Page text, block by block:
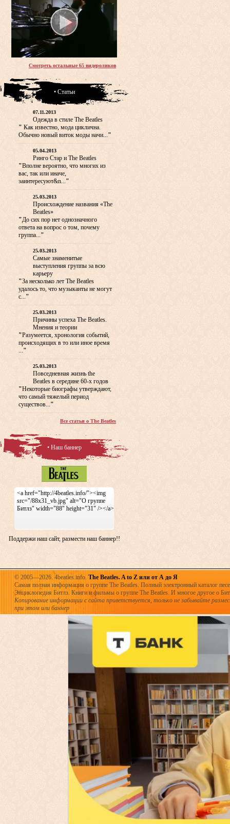
Смотреть остальные 65 видероликов
• Статьи
07.11.2013
Одежда в стиле The Beatles
" Как известно, мода циклична.
Обычно новый виток моды начи..."
05.04.2013
Ринго Стар и The Beatles
"Вполне вероятно, что многих из
вас, так или иначе,
заинтересуют&n..."
25.03.2013
Происхождение названия «The
Beatles»
"До сих пор нет однозначного
ответа на вопрос о том, почему
группа..."
25.03.2013
Самые знаменитые
выступления группы за всю
карьеру
"За несколько лет The Beatles
удалось то, что музыканты не могут
с..."
25.03.2013
Причины успеха The Beatles.
Мнения и теории
"Разумеется, хронология событий,
происходящих в то или иное время
..."
25.03.2013
Повседневная жизнь the
Beatles в середине 60-х годов
"Некоторые биографы утверждают,
что самый тяжелый период
существов..."
Все статьи о The Beatles
• Наш баннер
<a href="http://4beatles.info/"><img
src="/88x31_vb.jpg" alt="О группе
Битлз" width="88" height="31" /></a>
Поддержи наш сайт, размести наш баннер!!
© 2005—2026. 4beatles.info. The Beatles. A to Z или от А до Я
Самая полная информация о группе The Beatles. Полный электронный каталог
Энциклопедия Битлз. Книги и фильмы о группе The Beatles. И многое другое о
Копирование информации с сайта приветствуется, только не забывайте
при этом или баннер